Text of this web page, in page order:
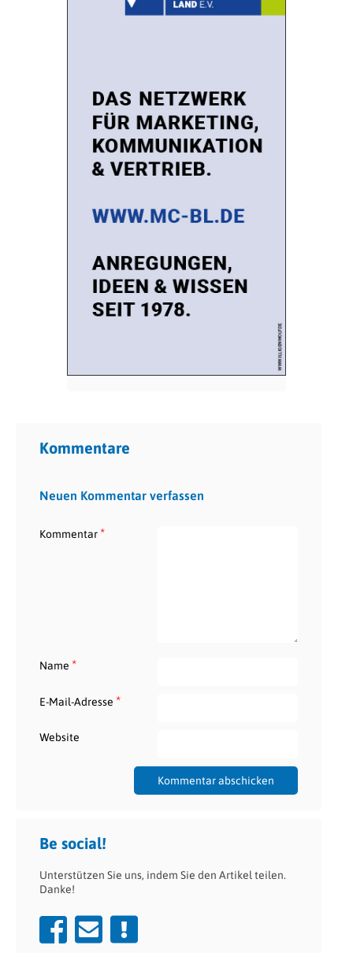
Kommentare
Neuen Kommentar verfassen
Kommentar*
Name *
E-Mail-Adresse *
Website
Be social!
Unterstützen Sie uns, indem Sie den Artikel teilen.
Danke!